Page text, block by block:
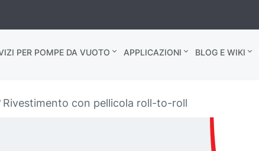
PER POMPE DA VUOTO APPLICAZIONI BLOG E WIKI
Rivestimento con pellicola roll-to-roll